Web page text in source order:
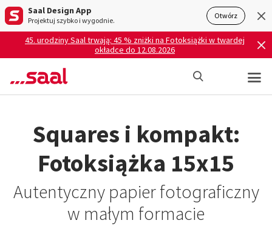
Saal Design App
Projektuj szybko i wygodnie. Otwórz
45. urodziny Saal trwają: 45 % zniżki na Fotoksiążki w twardej
okładce do 12.08.2026
Squares i kompakt:
Fotoksiążka 15x15
Autentyczny papier fotograficzny
w małym formacie